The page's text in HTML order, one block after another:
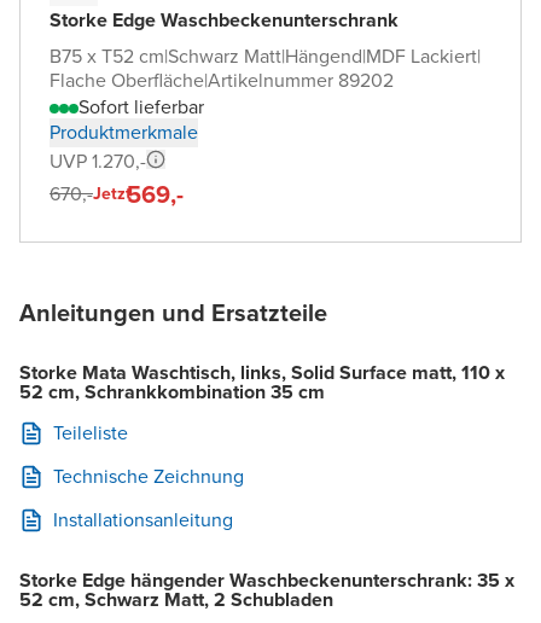
Storke Edge Waschbeckenunterschrank
B75 x T52 cm|Schwarz Matt|Hängend|MDF Lackiert|
Flache Oberfläche|Artikelnummer 89202
Sofort lieferbar
Produktmerkmale
UVP 1.270,-
670,-Jetzt569,-
Anleitungen und Ersatzteile
Storke Mata Waschtisch, links, Solid Surface matt, 110 x
52 cm, Schrankkombination 35 cm
Teileliste
Technische Zeichnung
Installationsanleitung
Storke Edge hängender Waschbeckenunterschrank: 35 x
52 cm, Schwarz Matt, 2 Schubladen